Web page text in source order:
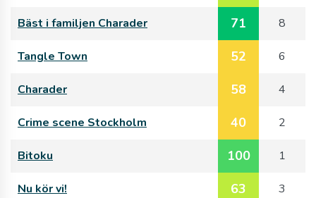
Bäst i familjen Charader 71 8
Tangle Town 52 6
Charader 58 4
Crime scene Stockholm 40 2
Bitoku 100 1
Nu kör vi! 63 3